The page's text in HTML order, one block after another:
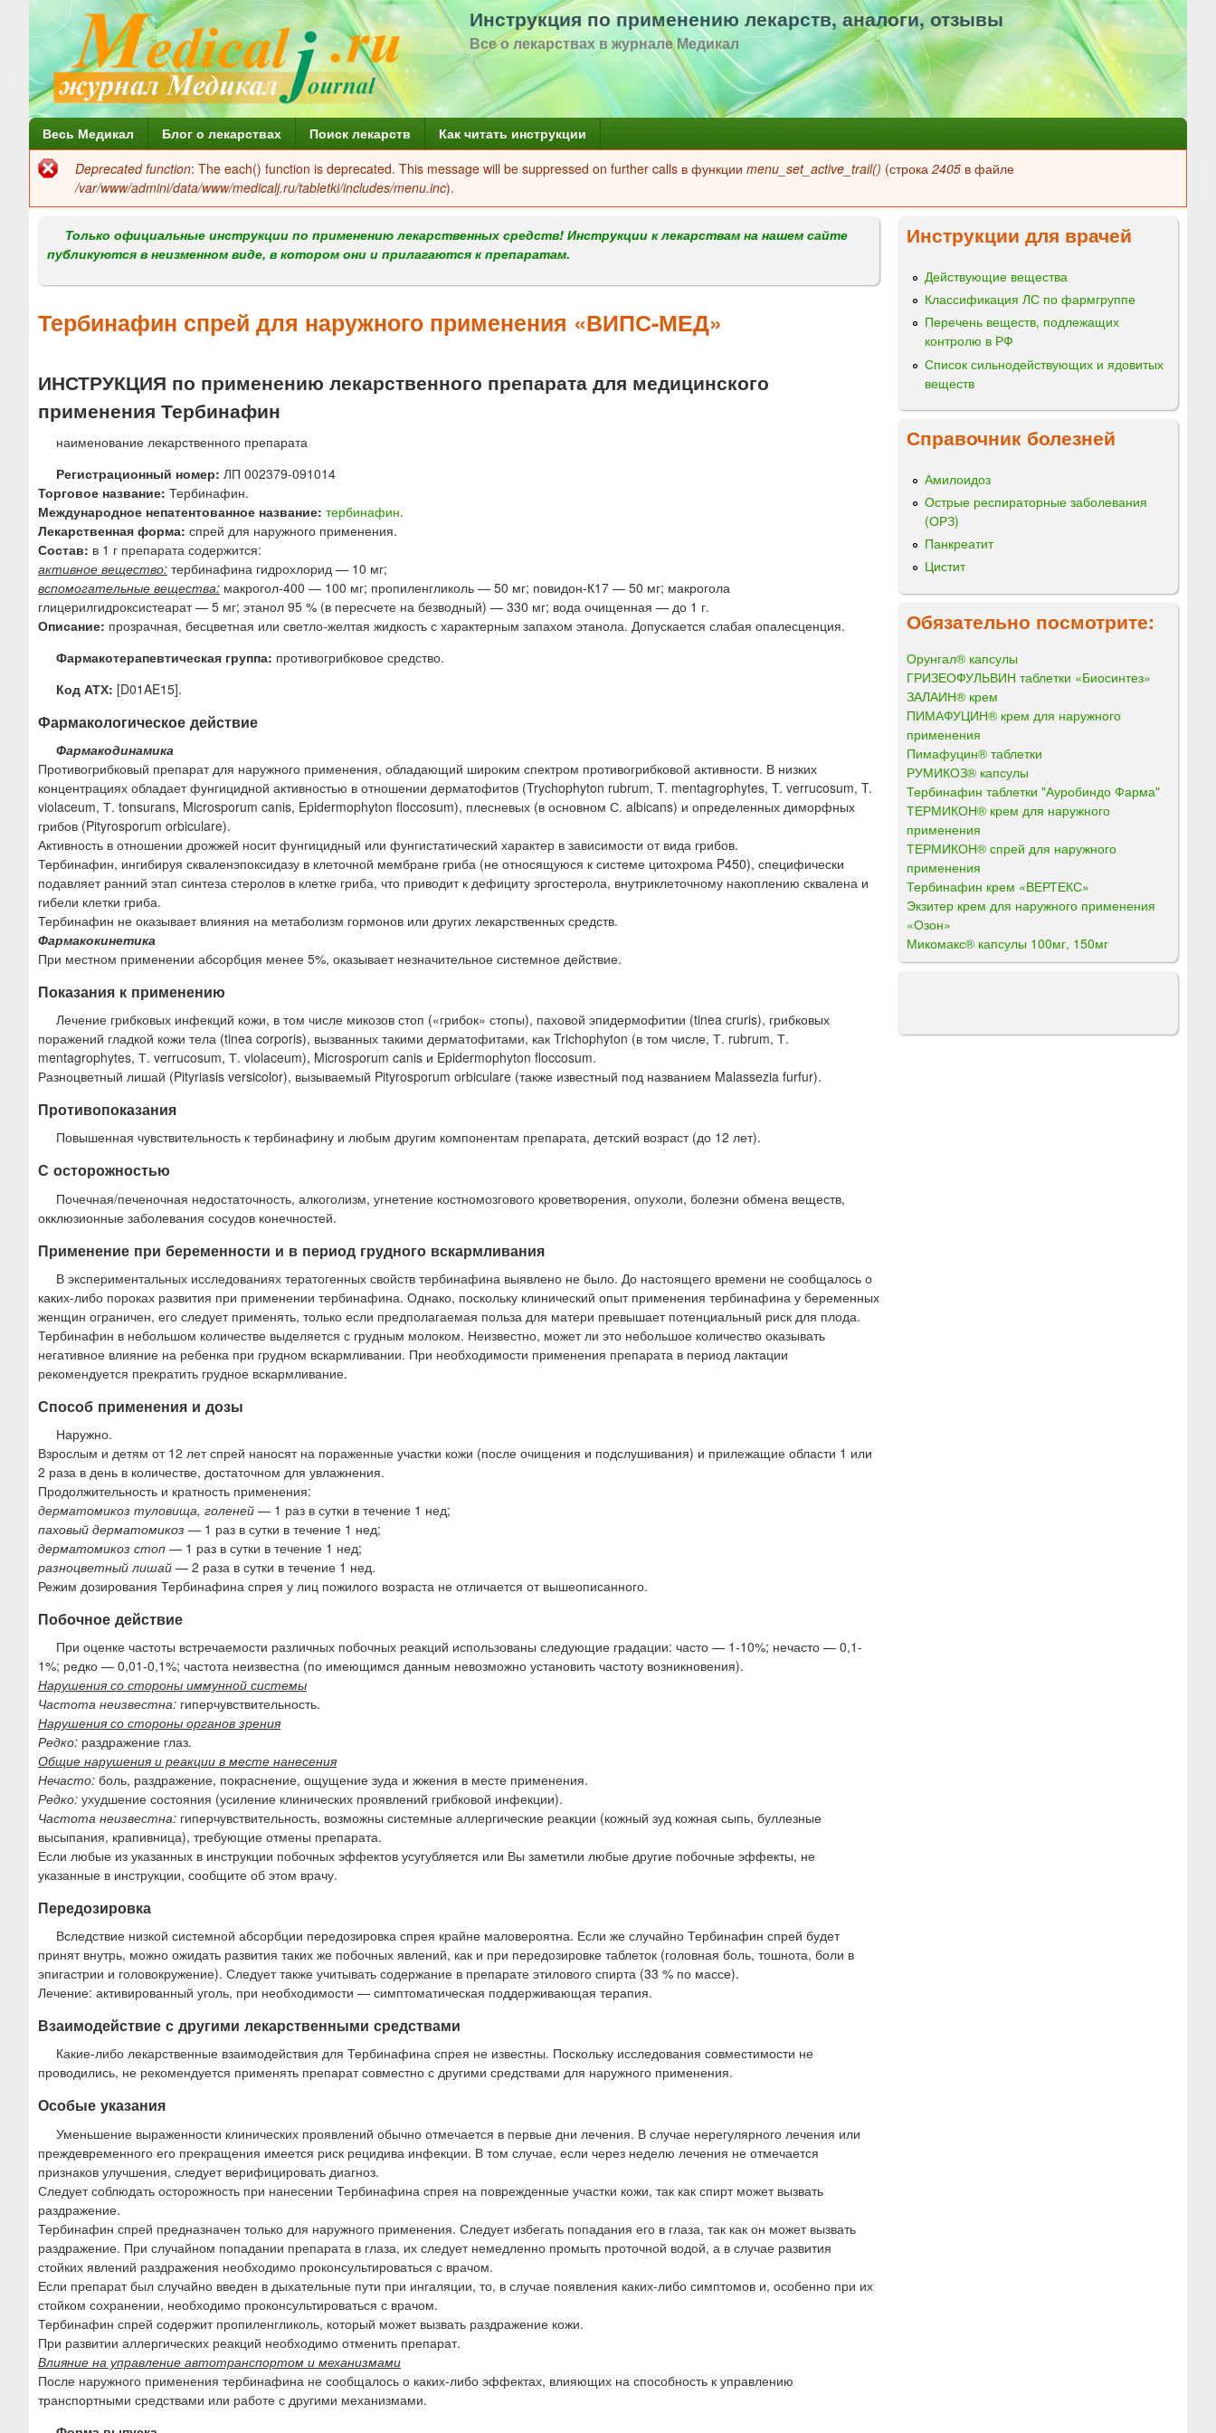
Перейти
к
содержанию
Инструкция по применению лекарств, аналоги, отзывы
Все о лекарствах в журнале Медикал
Г
л
н
м
н
ю
Весь Медикал Блог о лекарствах Поиск лекарств Как читать инструкции
Сообщение
об
ошибке
Deprecated function: The each() function is deprecated. This message will be suppressed on further calls в функции menu_set_active_trail() (строка 2405 в файле
/var/www/admini/data/www/medicalj.ru/tabletki/includes/menu.inc).
Только официальные инструкции по применению лекарственных средств! Инструкции к лекарствам на нашем сайте
публикуются в неизменном виде, в котором они и прилагаются к препаратам.
Тербинафин спрей для наружного применения «ВИПС-МЕД»
ИНСТРУКЦИЯ по применению лекарственного препарата для медицинского
применения Тербинафин
наименование лекарственного препарата
Регистрационный номер: ЛП 002379-091014
Торговое название: Тербинафин.
Международное непатентованное название: тербинафин.
Лекарственная форма: спрей для наружного применения.
Состав: в 1 г препарата содержится:
активное вещество: тербинафина гидрохлорид — 10 мг;
вспомогательные вещества: макрогол-400 — 100 мг; пропиленгликоль — 50 мг; повидон-К17 — 50 мг; макрогола
глицерилгидроксистеарат — 5 мг; этанол 95 % (в пересчете на безводный) — 330 мг; вода очищенная — до 1 г.
Описание: прозрачная, бесцветная или светло-желтая жидкость с характерным запахом этанола. Допускается слабая опалесценция.
Фармакотерапевтическая группа: противогрибковое средство.
Код АТХ: [D01AE15].
Фармакологическое действие
Фармакодинамика
Противогрибковый препарат для наружного применения, обладающий широким спектром противогрибковой активности. В низких
концентрациях обладает фунгицидной активностью в отношении дерматофитов (Trychophyton rubrum, T. mentagrophytes, T. verrucosum, T.
violaceum, Т. tonsurans, Microsporum canis, Epidermophyton floccosum), плесневых (в основном С. albicans) и определенных диморфных
грибов (Pityrosporum orbiculare).
Активность в отношении дрожжей носит фунгицидный или фунгистатический характер в зависимости от вида грибов.
Тербинафин, ингибируя скваленэпоксидазу в клеточной мембране гриба (не относящуюся к системе цитохрома P450), специфически
подавляет ранний этап синтеза стеролов в клетке гриба, что приводит к дефициту эргостерола, внутриклеточному накоплению сквалена и
гибели клетки гриба.
Тербинафин не оказывает влияния на метаболизм гормонов или других лекарственных средств.
Фармакокинетика
При местном применении абсорбция менее 5%, оказывает незначительное системное действие.
Показания к применению
Лечение грибковых инфекций кожи, в том числе микозов стоп («грибок» стопы), паховой эпидермофитии (tinea cruris), грибковых
поражений гладкой кожи тела (tinea corporis), вызванных такими дерматофитами, как Trichophyton (в том числе, Т. rubrum, Т.
mentagrophytes, Т. verrucosum, Т. violaceum), Microsporum canis и Epidermophyton floccosum.
Разноцветный лишай (Pityriasis versicolor), вызываемый Pityrosporum orbiculare (также известный под названием Malassezia furfur).
Противопоказания
Повышенная чувствительность к тербинафину и любым другим компонентам препарата, детский возраст (до 12 лет).
С осторожностью
Почечная/печеночная недостаточность, алкоголизм, угнетение костномозгового кроветворения, опухоли, болезни обмена веществ,
окклюзионные заболевания сосудов конечностей.
Применение при беременности и в период грудного вскармливания
В экспериментальных исследованиях тератогенных свойств тербинафина выявлено не было. До настоящего времени не сообщалось о
каких-либо пороках развития при применении тербинафина. Однако, поскольку клинический опыт применения тербинафина у беременных
женщин ограничен, его следует применять, только если предполагаемая польза для матери превышает потенциальный риск для плода.
Тербинафин в небольшом количестве выделяется с грудным молоком. Неизвестно, может ли это небольшое количество оказывать
негативное влияние на ребенка при грудном вскармливании. При необходимости применения препарата в период лактации
рекомендуется прекратить грудное вскармливание.
Способ применения и дозы
Наружно.
Взрослым и детям от 12 лет спрей наносят на пораженные участки кожи (после очищения и подслушивания) и прилежащие области 1 или
2 раза в день в количестве, достаточном для увлажнения.
Продолжительность и кратность применения:
дерматомикоз туловища, голеней — 1 раз в сутки в течение 1 нед;
паховый дерматомикоз — 1 раз в сутки в течение 1 нед;
дерматомикоз стоп — 1 раз в сутки в течение 1 нед;
разноцветный лишай — 2 раза в сутки в течение 1 нед.
Режим дозирования Тербинафина спрея у лиц пожилого возраста не отличается от вышеописанного.
Побочное действие
При оценке частоты встречаемости различных побочных реакций использованы следующие градации: часто — 1-10%; нечасто — 0,1-
1%; редко — 0,01-0,1%; частота неизвестна (по имеющимся данным невозможно установить частоту возникновения).
Нарушения со стороны иммунной системы
Частота неизвестна: гиперчувствительность.
Нарушения со стороны органов зрения
Редко: раздражение глаз.
Общие нарушения и реакции в месте нанесения
Нечасто: боль, раздражение, покраснение, ощущение зуда и жжения в месте применения.
Редко: ухудшение состояния (усиление клинических проявлений грибковой инфекции).
Частота неизвестна: гиперчувствительность, возможны системные аллергические реакции (кожный зуд кожная сыпь, буллезные
высыпания, крапивница), требующие отмены препарата.
Если любые из указанных в инструкции побочных эффектов усугубляется или Вы заметили любые другие побочные эффекты, не
указанные в инструкции, сообщите об этом врачу.
Передозировка
Вследствие низкой системной абсорбции передозировка спрея крайне маловероятна. Если же случайно Тербинафин спрей будет
принят внутрь, можно ожидать развития таких же побочных явлений, как и при передозировке таблеток (головная боль, тошнота, боли в
эпигастрии и головокружение). Следует также учитывать содержание в препарате этилового спирта (33 % по массе).
Лечение: активированный уголь, при необходимости — симптоматическая поддерживающая терапия.
Взаимодействие с другими лекарственными средствами
Какие-либо лекарственные взаимодействия для Тербинафина спрея не известны. Поскольку исследования совместимости не
проводились, не рекомендуется применять препарат совместно с другими средствами для наружного применения.
Особые указания
Уменьшение выраженности клинических проявлений обычно отмечается в первые дни лечения. В случае нерегулярного лечения или
преждевременного его прекращения имеется риск рецидива инфекции. В том случае, если через неделю лечения не отмечается
признаков улучшения, следует верифицировать диагноз.
Следует соблюдать осторожность при нанесении Тербинафина спрея на поврежденные участки кожи, так как спирт может вызвать
раздражение.
Тербинафин спрей предназначен только для наружного применения. Следует избегать попадания его в глаза, так как он может вызвать
раздражение. При случайном попадании препарата в глаза, их следует немедленно промыть проточной водой, а в случае развития
стойких явлений раздражения необходимо проконсультироваться с врачом.
Если препарат был случайно введен в дыхательные пути при ингаляции, то, в случае появления каких-либо симптомов и, особенно при их
стойком сохранении, необходимо проконсультироваться с врачом.
Тербинафин спрей содержит пропиленгликоль, который может вызвать раздражение кожи.
При развитии аллергических реакций необходимо отменить препарат.
Влияние на управление автотранспортом и механизмами
После наружного применения тербинафина не сообщалось о каких-либо эффектах, влияющих на способность к управлению
транспортными средствами или работе с другими механизмами.
Инструкции для врачей
Действующие вещества
Классификация ЛС по фармгруппе
Перечень веществ, подлежащих
контролю в РФ
Список сильнодействующих и ядовитых
веществ
Справочник болезней
Амилоидоз
Острые респираторные заболевания
(ОРЗ)
Панкреатит
Цистит
Обязательно посмотрите:
Орунгал® капсулы
ГРИЗЕОФУЛЬВИН таблетки «Биосинтез»
ЗАЛАИН® крем
ПИМАФУЦИН® крем для наружного
применения
Пимафуцин® таблетки
РУМИКОЗ® капсулы
Тербинафин таблетки "Ауробиндо Фарма"
ТЕРМИКОН® крем для наружного
применения
ТЕРМИКОН® спрей для наружного
применения
Тербинафин крем «ВЕРТЕКС»
Экзитер крем для наружного применения
«Озон»
Микомакс® капсулы 100мг, 150мг